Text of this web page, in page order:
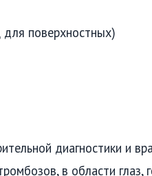
поверхностных)
диагностики и
в области глаз,